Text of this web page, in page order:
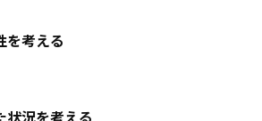
を考える
状況を考える